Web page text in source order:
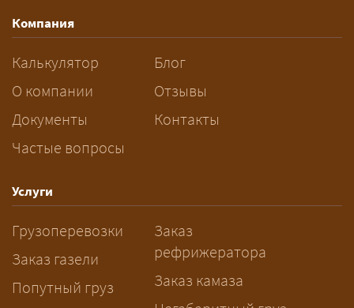
разрешений и машин
сопровождения.
За сколько дней заказывать
перевозку негабарита?
— Заранее: только оформление
рабочих дней. Оставьте заявку
заблаговременно — логист
рассчитает маршрут и запустит
подготовку документов.
Компания
Калькулятор
О компании
Документы
Частые вопросы
Блог
Отзывы
Контакты
Услуги
Грузоперевозки
Заказ газели
Попутный груз
Заказ
рефрижератора
Заказ камаза